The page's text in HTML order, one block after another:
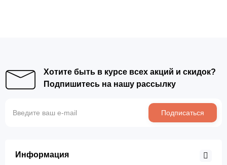
Хотите быть в курсе всех акций и скидок?
Подпишитесь на нашу рассылку
Подписаться
Информация